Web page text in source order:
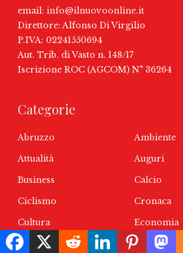
email: info@ilnuovoonline.it
Direttore: Alfonso Di Virgilio
P.IVA: 02241550694
Aut. Trib. di Vasto n. 148/17
Iscrizione ROC (AGCOM) N° 36264
Categorie
Abruzzo
Ambiente
Attualità
Auguri
Business
Calcio
Ciclismo
Cronaca
Cultura
Economia
Entertainment
Eventi